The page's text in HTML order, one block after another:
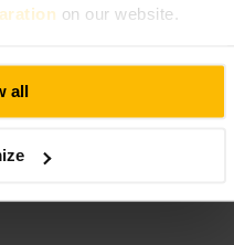
on our website.
all
#ZondagseRoast